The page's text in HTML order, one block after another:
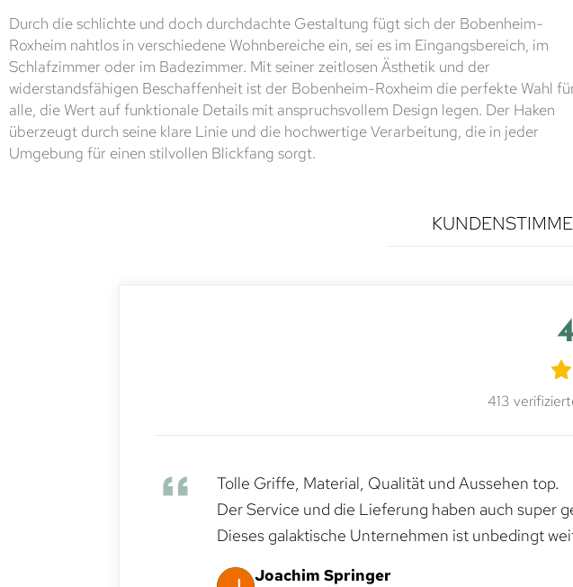
Durch die schlichte und doch durchdachte Gestaltung fügt sich der Bobenheim-
Roxheim nahtlos in verschiedene Wohnbereiche ein, sei es im Eingangsbereich, im
Schlafzimmer oder im Badezimmer. Mit seiner zeitlosen Ästhetik und der
widerstandsfähigen Beschaffenheit ist der Bobenheim-Roxheim die perfekte Wahl
alle, die Wert auf funktionale Details mit anspruchsvollem Design legen. Der Haken
überzeugt durch seine klare Linie und die hochwertige Verarbeitung, die in jeder
Umgebung für einen stilvollen Blickfang sorgt.
413
Tolle Griffe, Material, Qualität und Aussehen top.
Der Service und die Lieferung haben auch super
Dieses galaktische Unternehmen ist unbedingt
Joachim Springer